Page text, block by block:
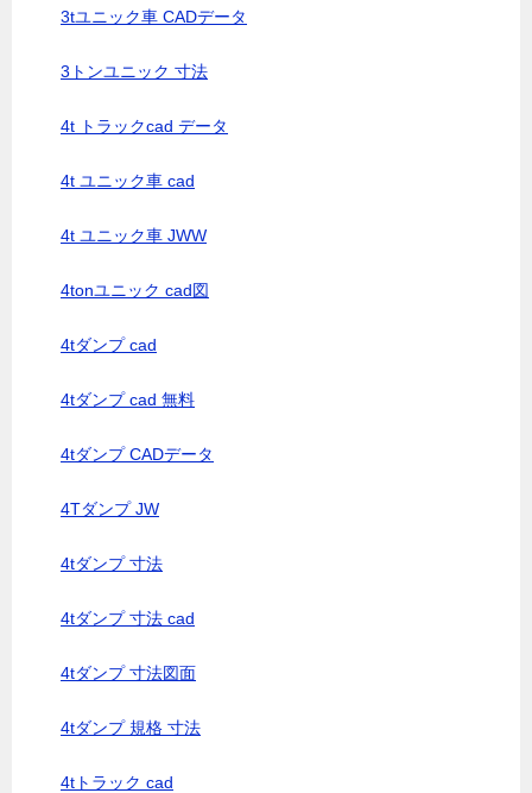
3tユニック車 CADデータ
3トンユニック 寸法
4t トラックcad データ
4t ユニック車 cad
4t ユニック車 JWW
4tonユニック cad図
4tダンプ cad
4tダンプ cad 無料
4tダンプ CADデータ
4Tダンプ JW
4tダンプ 寸法
4tダンプ 寸法 cad
4tダンプ 寸法図面
4tダンプ 規格 寸法
4tトラック cad